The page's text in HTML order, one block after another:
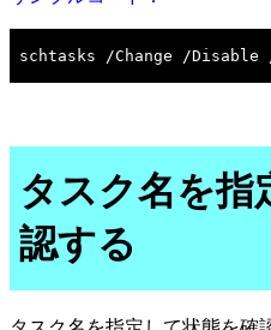
タスク名を指
認する